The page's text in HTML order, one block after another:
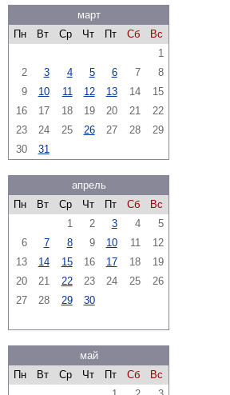
март
Пн
Вт Ср Чт Пт Сб
Вс
1
2
3 4 5 6 7
8
9
10 11 12 13 14
15
16
17 18 19 20 21
22
23
24 25 26 27 28
29
30
31
апрель
Пн
Вт Ср Чт Пт Сб
Вс
1
2 3 4
5
6
7 8 9 10 11
12
13
14 15 16 17 18
19
20
21 22 23 24 25
26
27
28 29 30
май
Пн
Вт Ср Чт Пт Сб
Вс